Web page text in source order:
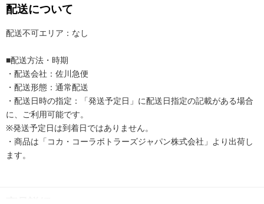
配送について
配送不可エリア：なし
■配送方法・時期
・配送会社：佐川急便
・配送形態：通常配送
・配送日時の指定：「発送予定日」に配送日指定の記載がある場合
に、ご利用可能です。
※発送予定日は到着日ではありません。
・商品は「コカ・コーラボトラーズジャパン株式会社」より出荷し
ます。